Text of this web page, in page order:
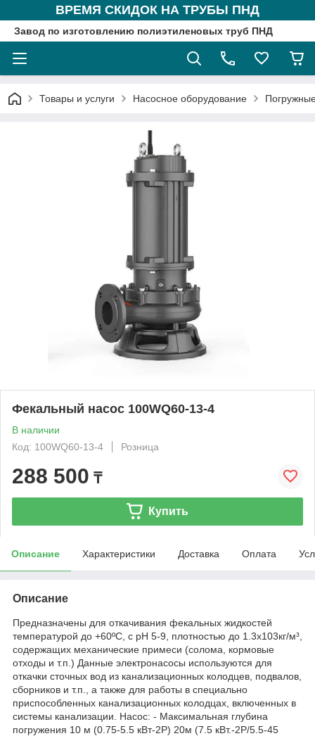
ВРЕМЯ СКИДОК НА ТРУБЫ ПНД
Завод по изготовлению полиэтиленовых труб ПНД
Товары и услуги Насосное оборудование
Фекальный насос 100WQ60-13-4
В наличии
Код: 100WQ60-13-4
Розница
288 500 ₸
Купить
Описание Характеристики Доставка Оплата
Описание
Предназначены для откачивания фекальных жидкостей
температурой до +60ºС, с рН 5-9, плотностью до 1.3x103кг/м³,
содержащих механические примеси (солома, кормовые
отходы и т.п.) Данные электронасосы используются для
откачки сточных вод из канализационных колодцев, подвалов,
сборников и т.п., а также для работы в специально
приспособленных канализационных колодцах, включенных в
системы канализации. Насос: - Максимальная глубина
погружения 10 м (0.75-5.5 кВт-2Р) 20м (7.5 кВт.-2Р/5.5-45